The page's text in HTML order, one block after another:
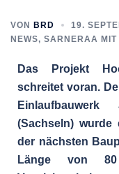
VON BRD
19.
NEWS, SARNERAA MIT
Das Projekt
schreitet voran.
(Sachseln) wurde
der nächsten
Länge von 80